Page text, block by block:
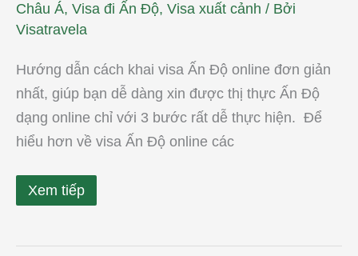
Châu Á, Visa đi Ấn Độ, Visa xuất cảnh / Bởi
Visatravela
Hướng dẫn cách khai visa Ấn Độ online đơn giản
nhất, giúp bạn dễ dàng xin được thị thực Ấn Độ
dạng online chỉ với 3 bước rất dễ thực hiện. Để
hiểu hơn về visa Ấn Độ online các
Xem tiếp